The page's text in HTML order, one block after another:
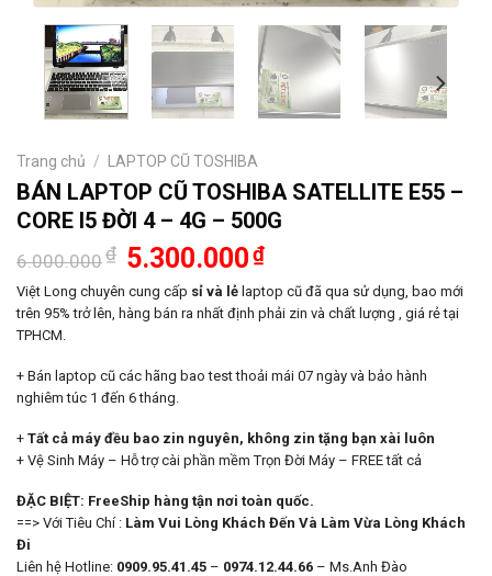
Trang chủ / LAPTOP CŨ TOSHIBA
BÁN LAPTOP CŨ TOSHIBA SATELLITE E55 –
CORE I5 ĐỜI 4 – 4G – 500G
6.000.000₫ Giá
gốc
là:
6.000.000₫.
5.300.000₫Giá
tại
là:
Việt Long chuyên cung cấp sỉ và lẻ laptop cũ đã qua sử dụng, bao mới
trên 95% trở lên, hàng bán ra nhất định phải zin và chất lượng , giá rẻ tại
TPHCM.
+ Bán laptop cũ các hãng bao test thoải mái 07 ngày và bảo hành
nghiêm túc 1 đến 6 tháng.
+ Tất cả máy đều bao zin nguyên, không zin tặng bạn xài luôn
+ Vệ Sinh Máy – Hỗ trợ cài phần mềm Trọn Đời Máy – FREE tất cả
ĐẶC BIỆT: FreeShip hàng tận nơi toàn quốc.
==> Với Tiêu Chí : Làm Vui Lòng Khách Đến Và Làm Vừa Lòng Khách
Đi
Liên hệ Hotline: 0909.95.41.45 – 0974.12.44.66 – Ms.Anh Đào